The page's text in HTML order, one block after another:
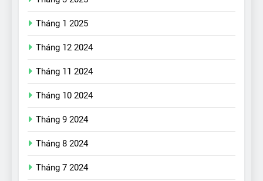
Tháng 1 2025
Tháng 12 2024
Tháng 11 2024
Tháng 10 2024
Tháng 9 2024
Tháng 8 2024
Tháng 7 2024